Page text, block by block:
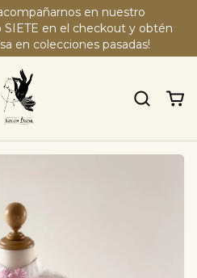
en nuestro
SIETE en el checkout y obtén
en colecciones pasadas!